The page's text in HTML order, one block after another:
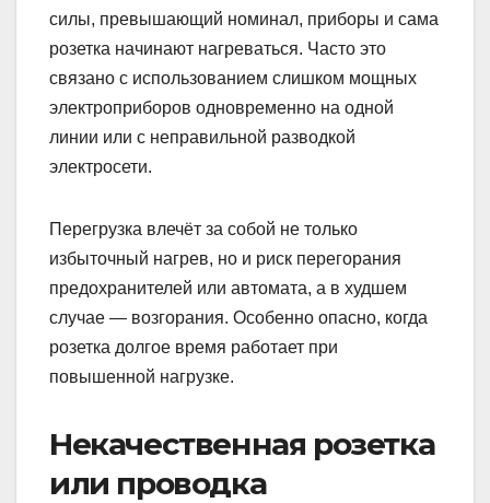
силы, превышающий номинал, приборы и сама
розетка начинают нагреваться. Часто это
связано с использованием слишком мощных
электроприборов одновременно на одной
линии или с неправильной разводкой
электросети.
Перегрузка влечёт за собой не только
избыточный нагрев, но и риск перегорания
предохранителей или автомата, а в худшем
случае — возгорания. Особенно опасно, когда
розетка долгое время работает при
повышенной нагрузке.
Некачественная розетка
или проводка